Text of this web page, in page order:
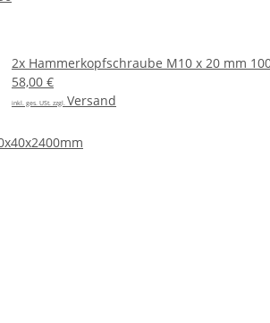
2x Hammerkopfschraube M10 x 20 mm
58,00 €
inkl. ges. USt. zzgl. Versand